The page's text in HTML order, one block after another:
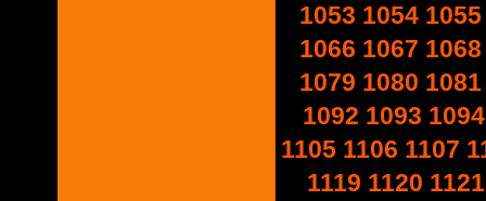
1053 1054 1055
1066 1067 1068
1079 1080 1081
1092 1093 1094
1105 1106 1107
1119 1120 1121